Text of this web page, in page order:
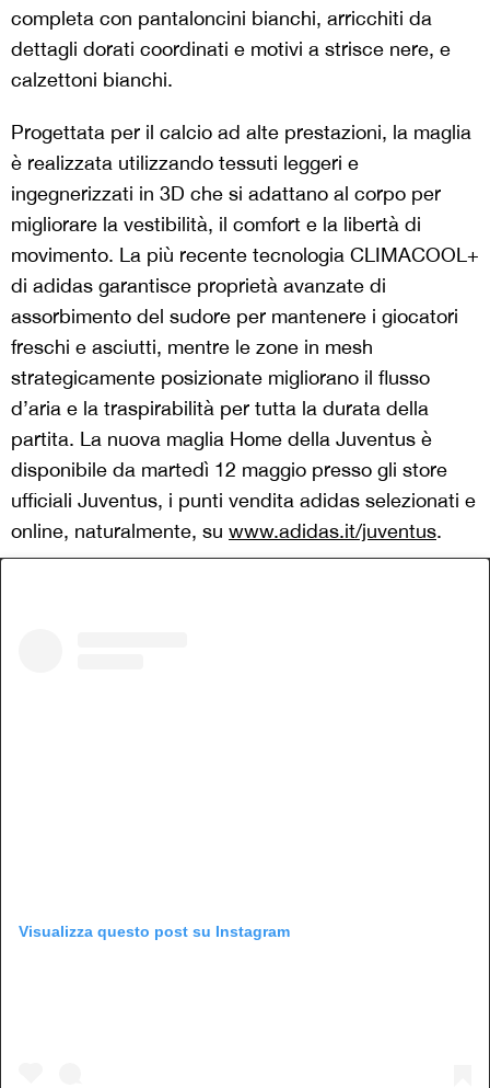
completa con pantaloncini bianchi, arricchiti da
dettagli dorati coordinati e motivi a strisce nere, e
calzettoni bianchi.
Progettata per il calcio ad alte prestazioni, la maglia
è realizzata utilizzando tessuti leggeri e
ingegnerizzati in 3D che si adattano al corpo per
migliorare la vestibilità, il comfort e la libertà di
movimento. La più recente tecnologia CLIMACOOL+
di adidas garantisce proprietà avanzate di
assorbimento del sudore per mantenere i giocatori
freschi e asciutti, mentre le zone in mesh
strategicamente posizionate migliorano il flusso
d’aria e la traspirabilità per tutta la durata della
partita. La nuova maglia Home della Juventus è
disponibile da martedì 12 maggio presso gli store
ufficiali Juventus, i punti vendita adidas selezionati e
online, naturalmente, su www.adidas.it/juventus.
Visualizza questo post su Instagram